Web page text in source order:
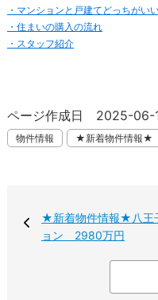
・マンションと戸建てどっちがい
・住まいの購入の流れ
・スタッフ紹介
ページ作成日 2025-06-
物件情報 ★新着物件情報★
★新着物件情報★八王
ョン 2980万円